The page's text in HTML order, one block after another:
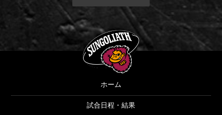
SUNGOLIATH
ホーム
試合日程・結果